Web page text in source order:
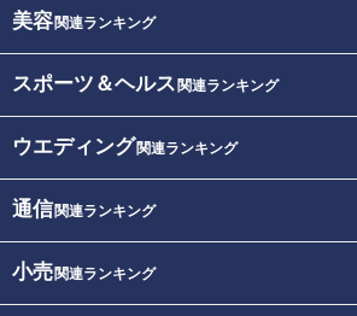
美容関連ランキング
スポーツ＆ヘルス 関連ランキング
ウエディング関連ランキング
通信関連ランキング
小売関連ランキング